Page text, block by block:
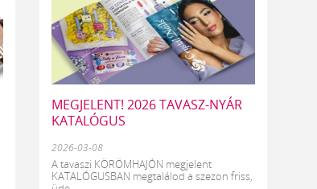
MEGJELENT! 2026 TAVASZ-NYÁR
KATALÓGUS
2026-03-08
A tavaszi KÖRÖMHAJÓN megjelent
KATALÓGUSBAN megtalálod a szezon friss,